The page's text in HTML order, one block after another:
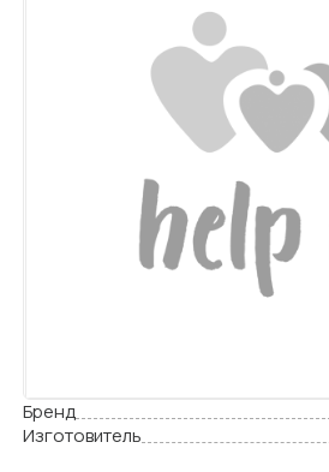
Бренд
Изготовитель